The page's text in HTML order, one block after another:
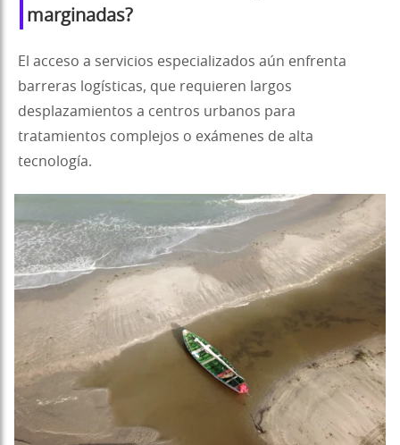
marginadas?
El acceso a servicios especializados aún enfrenta
barreras logísticas, que requieren largos
desplazamientos a centros urbanos para
tratamientos complejos o exámenes de alta
tecnología.